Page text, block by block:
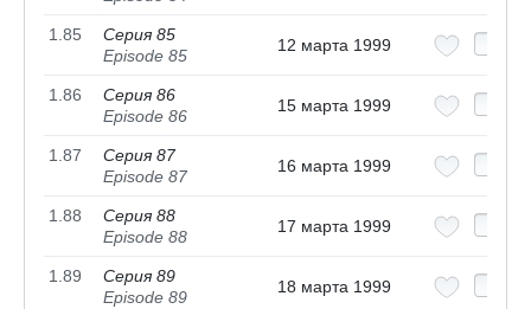
1.85
Серия 85
Episode 85
12 марта 1999
1.86
Серия 86
Episode 86
15 марта 1999
1.87
Серия 87
Episode 87
16 марта 1999
1.88
Серия 88
Episode 88
17 марта 1999
1.89
Серия 89
Episode 89
18 марта 1999